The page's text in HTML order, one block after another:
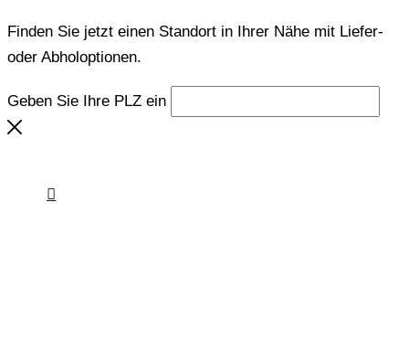
Finden Sie jetzt einen Standort in Ihrer Nähe mit Liefer-
oder Abholoptionen.
Geben Sie Ihre PLZ ein